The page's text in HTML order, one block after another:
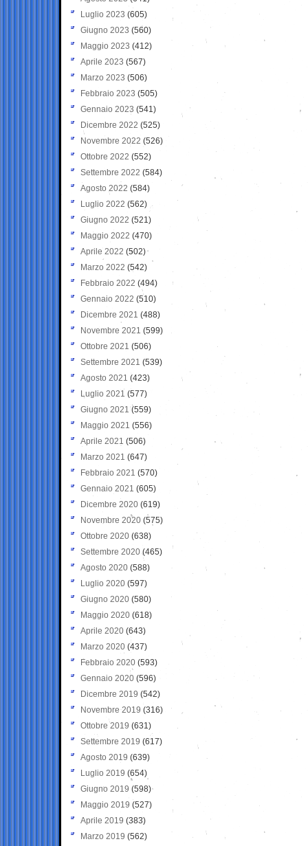
Luglio 2023 (605)
Giugno 2023 (560)
Maggio 2023 (412)
Aprile 2023 (567)
Marzo 2023 (506)
Febbraio 2023 (505)
Gennaio 2023 (541)
Dicembre 2022 (525)
Novembre 2022 (526)
Ottobre 2022 (552)
Settembre 2022 (584)
Agosto 2022 (584)
Luglio 2022 (562)
Giugno 2022 (521)
Maggio 2022 (470)
Aprile 2022 (502)
Marzo 2022 (542)
Febbraio 2022 (494)
Gennaio 2022 (510)
Dicembre 2021 (488)
Novembre 2021 (599)
Ottobre 2021 (506)
Settembre 2021 (539)
Agosto 2021 (423)
Luglio 2021 (577)
Giugno 2021(559)
Maggio 2021 (556)
Aprile 2021 (506)
Marzo 2021 (647)
Febbraio 2021 (570)
Gennaio 2021 (605)
Dicembre 2020 (619)
Novembre 2020 (575)
Ottobre 2020 (638)
Settembre 2020(465)
Agosto 2020 (588)
Luglio 2020 (597)
Giugno 2020 (580)
Maggio 2020 (618)
Aprile 2020 (643)
Marzo 2020 (437)
Febbraio 2020 (593)
Gennaio 2020 (596)
Dicembre 2019 (542)
Novembre 2019 (316)
Ottobre 2019 (631)
Settembre 2019 (617)
Agosto 2019 (639)
Luglio 2019 (654)
Giugno 2019 (598)
Maggio 2019 (527)
Aprile 2019 (383)
Marzo 2019 (562)